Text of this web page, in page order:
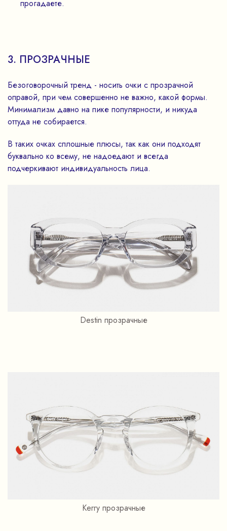
прогадаете.
3. ПРОЗРАЧНЫЕ
Безоговорочный тренд - носить очки с прозрачной
оправой, при чем совершенно не важно, какой формы.
Минимализм давно на пике популярности, и никуда
оттуда не собирается.
В таких очках сплошные плюсы, так как они подходят
буквально ко всему, не надоедают и всегда
подчеркивают индивидуальность лица.
Destin прозрачные
Kerry прозрачные